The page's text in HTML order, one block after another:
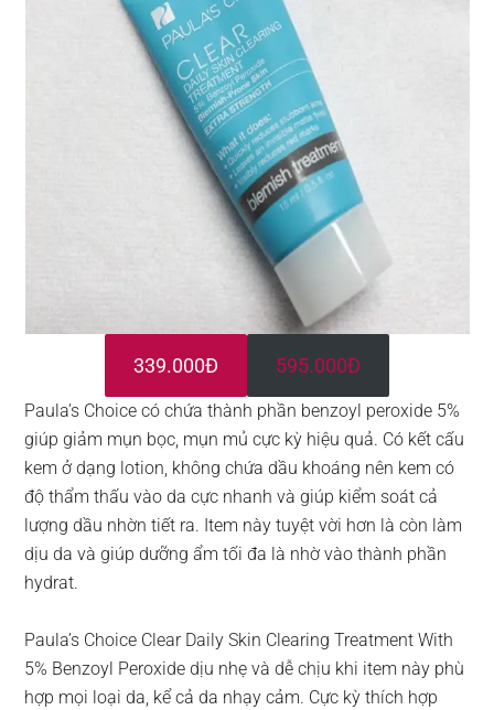
339.000Đ 595.000Đ
Paula’s Choice có chứa thành phần benzoyl peroxide 5%
giúp giảm mụn bọc, mụn mủ cực kỳ hiệu quả. Có kết cấu
kem ở dạng lotion, không chứa dầu khoáng nên kem có
độ thẩm thấu vào da cực nhanh và giúp kiểm soát cả
lượng dầu nhờn tiết ra. Item này tuyệt vời hơn là còn làm
dịu da và giúp dưỡng ẩm tối đa là nhờ vào thành phần
hydrat.
Paula’s Choice Clear Daily Skin Clearing Treatment With
5% Benzoyl Peroxide dịu nhẹ và dễ chịu khi item này phù
hợp mọi loại da, kể cả da nhạy cảm. Cực kỳ thích hợp